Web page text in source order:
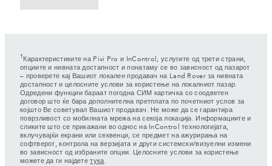
1 Карактеристиките на Pivi Pro и InControl, услугите од трети страни,
опциите и нивната достапност и понатаму се во зависност од пазарот
– проверете кај Вашиот локален продавач на Land Rover за нивната
достапност и целосните услови за користење на локалниот пазар.
Одредени функции бараат погодна СИМ картичка со соодветен
договор што ќе бара дополнителна претплата по почетниот услов за
којшто Ве советувал Вашиот продавач. Не може да се гарантира
поврзливост со мобилната мрежа на секоја локација. Информациите и
сликите што се прикажани во однос на InControl технологијата,
вклучувајќи екрани или секвенци, се предмет на ажурирања на
софтверот, контрола на верзијата и други системски/визуелни измени
во зависност од избраните опции. Целосните услови за користење
можете да ги најдететука.